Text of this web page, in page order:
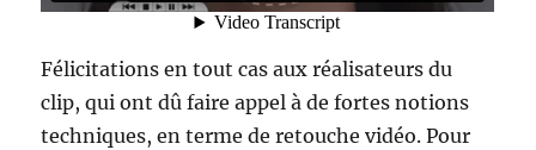
Félicitations en tout cas aux réalisateurs du
clip, qui ont dû faire appel à de fortes notions
techniques, en terme de retouche vidéo. Pour